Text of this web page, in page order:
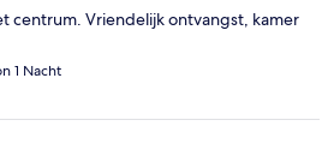
centrum. Vriendelijk ontvangst, kamer
1 Nacht